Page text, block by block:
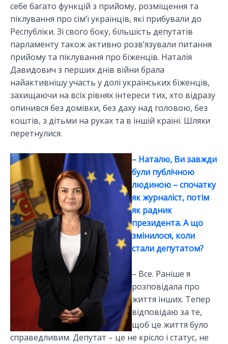
себе багато функцій з прийому, розміщення та
піклування про сім’ї українців, які прибували до
Республіки. Зі свого боку, більшість депутатів
парламенту також активно розв’язували питання
прийому та піклування про біженців. Наталія
Давидович з перших днів війни брала
найактивнішу участь у долі українських біженців,
захищаючи на всіх рівнях інтереси тих, хто відразу
опинився без домівки, без даху над головою, без
коштів, з дітьми на руках та в іншій країні. Шляхи
перетнулися.
– Наталю, Ви завжди
були публічною
людиною – спочатку
як журналіст, потім
як радник
президента. А що
змінилося, коли
стали депутатом?
– Все. Раніше я
розповідала про
життя інших. Тепер
відповідаю за те,
щоб це життя було
справедливим. Депутат – це не крісло і статус, не